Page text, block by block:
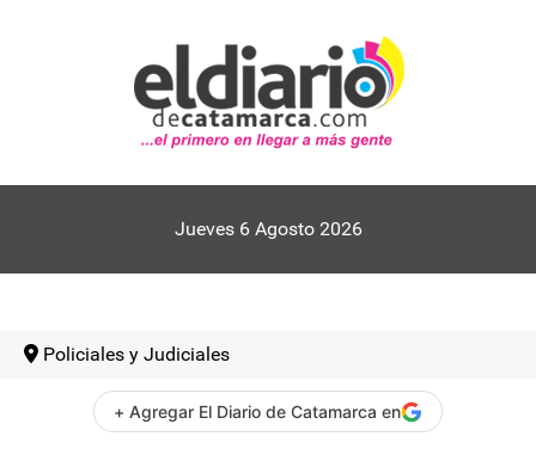
Jueves 6 Agosto 2026
Policiales y Judiciales
+ Agregar El Diario de Catamarca en